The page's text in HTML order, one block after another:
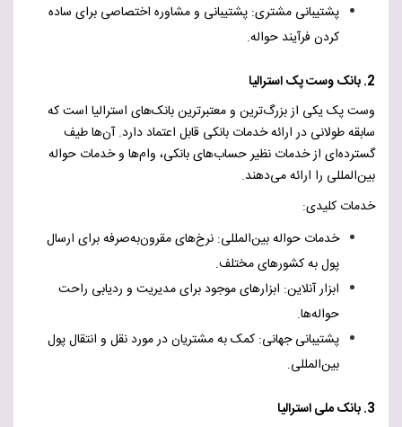
پشتیبانی مشتری: پشتیبانی و مشاوره اختصاصی برای ساده
کردن فرآیند حواله.
2. بانک وست پک استرالیا
وست پک یکی از بزرگ‌ترین و معتبرترین بانک‌های استرالیا است که
سابقه طولانی در ارائه خدمات بانکی قابل اعتماد دارد. آن‌ها طیف
گسترده‌ای از خدمات نظیر حساب‌های بانکی، وام‌ها و خدمات حواله
بین‌المللی را ارائه می‌دهند.
خدمات کلیدی:
خدمات حواله بین‌المللی: نرخ‌های مقرون‌به‌صرفه برای ارسال
پول به کشورهای مختلف.
ابزار آنلاین: ابزارهای موجود برای مدیریت و ردیابی راحت
حواله‌ها.
پشتیبانی جهانی: کمک به مشتریان در مورد نقل و انتقال پول
بین‌المللی.
3. بانک ملی استرالیا